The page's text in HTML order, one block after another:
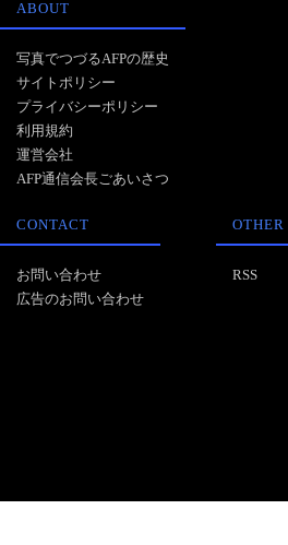
ABOUT
写真でつづるAFPの歴史
サイトポリシー
プライバシーポリシー
利用規約
運営会社
AFP通信会長ごあいさつ
CONTACT
お問い合わせ
広告のお問い合わせ
OTHER
RSS